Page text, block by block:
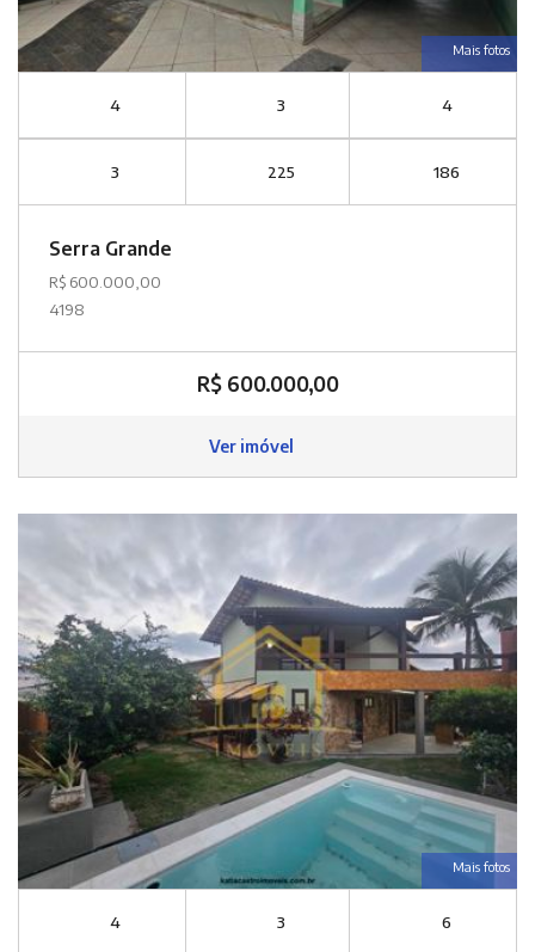
Mais fotos
4 3 4
3 225 186
Serra Grande
R$ 600.000,00
4198
R$ 600.000,00
Ver imóvel
Mais fotos
4 3 6